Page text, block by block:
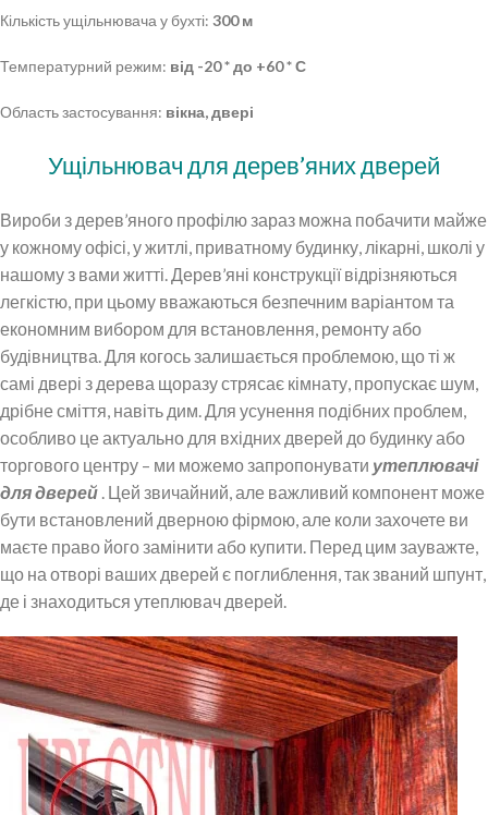
Кількість ущільнювача у бухті: 300 м
Температурний режим: від -20 * до +60 * С
Область застосування: вікна, двері
Ущільнювач для дерев’яних дверей
Вироби з дерев’яного профілю зараз можна побачити майже
у кожному офісі, у житлі, приватному будинку, лікарні, школі у
нашому з вами житті. Дерев’яні конструкції відрізняються
легкістю, при цьому вважаються безпечним варіантом та
економним вибором для встановлення, ремонту або
будівництва. Для когось залишається проблемою, що ті ж
самі двері з дерева щоразу стрясає кімнату, пропускає шум,
дрібне сміття, навіть дим. Для усунення подібних проблем,
особливо це актуально для вхідних дверей до будинку або
торгового центру – ми можемо запропонувати утеплювачі
для дверей . Цей звичайний, але важливий компонент може
бути встановлений дверною фірмою, але коли захочете ви
маєте право його замінити або купити. Перед цим зауважте,
що на отворі ваших дверей є поглиблення, так званий шпунт,
де і знаходиться утеплювач дверей.